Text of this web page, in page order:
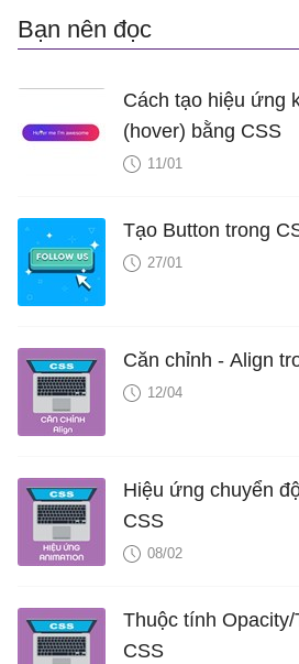
Bạn nên đọc
Cách tạo hiệu ứng
(hover) bằng CSS
11/01
Tạo Button trong
27/01
Căn chỉnh - Align
12/04
Hiệu ứng chuyển
CSS
08/02
Thuộc tính
CSS